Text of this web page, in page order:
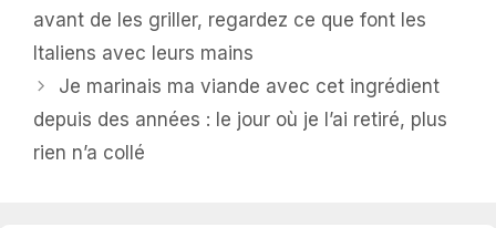
avant de les griller, regardez ce que font les
Italiens avec leurs mains
Je marinais ma viande avec cet ingrédient
depuis des années : le jour où je l’ai retiré, plus
rien n’a collé